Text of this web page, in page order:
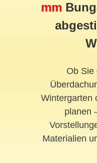
mm
Ob Sie
Wintergarten
planen
Materialien